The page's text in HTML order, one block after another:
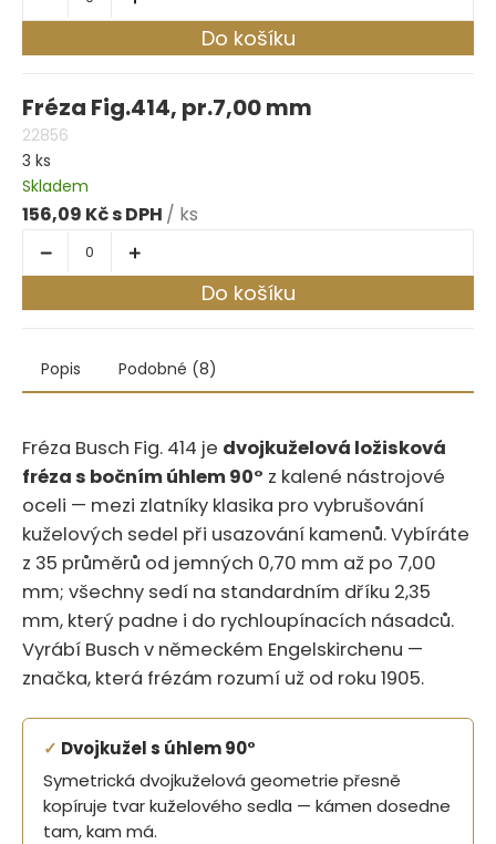
Do košíku
Fréza Fig.414, pr.7,00 mm
22856
3 ks
Skladem
156,09 Kč / ks
Do košíku
Popis Podobné (8)
Fréza Busch Fig.‍​‍‌‌​‌‌​​​​​​‌​‌​​​‌​​‌​‌​‌​​‌​​‌​ 414 je dvojkuželová ložisková
fréza s bočním úhlem 90° z kalené nástrojové
oceli — mezi zlatníky klasika pro vybrušování
kuželových sedel při usazování kamenů. Vybíráte
z 35 průměrů od jemných 0,70 mm až po 7,00
mm; všechny sedí na standardním dříku 2,35
mm, který padne i do rychloupínacích násadců.
Vyrábí Busch v německém Engelskirchenu —
značka, která frézám rozumí už od roku 1905.
✓ Dvojkužel s úhlem 90°
Symetrická dvojkuželová geometrie přesně
kopíruje tvar kuželového sedla — kámen dosedne
tam, kam má.